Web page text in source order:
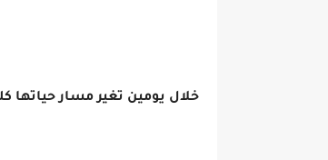
خلال يومين تغير مسار حياتها